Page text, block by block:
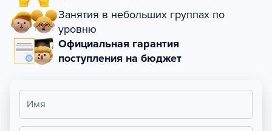
Занятия в небольших группах по
уровню
Официальная гарантия
поступления на бюджет
Имя